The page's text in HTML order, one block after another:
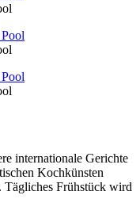
internationale Gerichte
Kochkünsten
Tägliches Frühstück wird